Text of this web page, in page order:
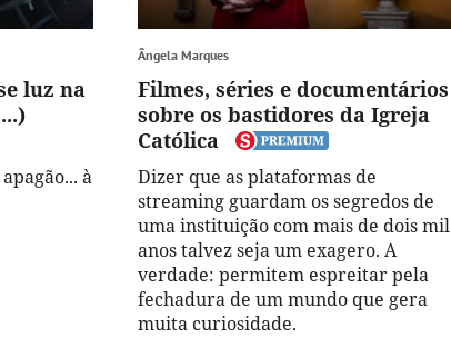
luz na
à
Ângela Marques
Filmes, séries e documentários
sobre os bastidores da Igreja
Católica
Dizer que as plataformas de
streaming guardam os segredos de
uma instituição com mais de dois mil
anos talvez seja um exagero. A
verdade: permitem espreitar pela
fechadura de um mundo que gera
muita curiosidade.